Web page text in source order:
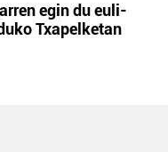
egin du euli-
Txapelketan